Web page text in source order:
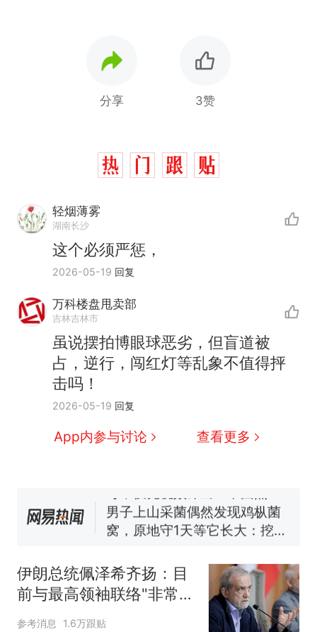
分享 3赞
轻烟薄雾
湖南长沙
这个必须严惩，
2026-05-19 回复
万科楼盘甩卖部
吉林吉林市
虽说摆拍博眼球恶劣，但盲道被
占，逆行，闯红灯等乱象不值得抨
击吗！
2026-05-19 回复
App内参与讨论 查看更多
因老师一句“跟我回家”改写了
人生
新 制裁瓜子饺子，美国怕什
协会回应
男子上山采菌偶然发现鸡枞菌
窝，原地守1天等它长大：挖了
回大海 目击者直呼震惊 （视频
来源：参考消息）
笔试第一被第二名传话劝弃考
官方通报
那个在床头放菜刀的女孩，
伊朗总统佩泽希齐扬：目
前与最高领袖联络"非常困
难"
参考消息 1.6万跟贴